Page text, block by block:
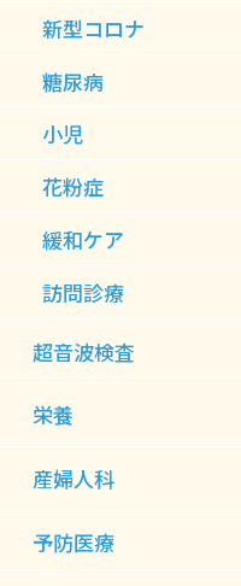
新型コロナ
糖尿病
小児
花粉症
緩和ケア
訪問診療
超音波検査
栄養
産婦人科
予防医療